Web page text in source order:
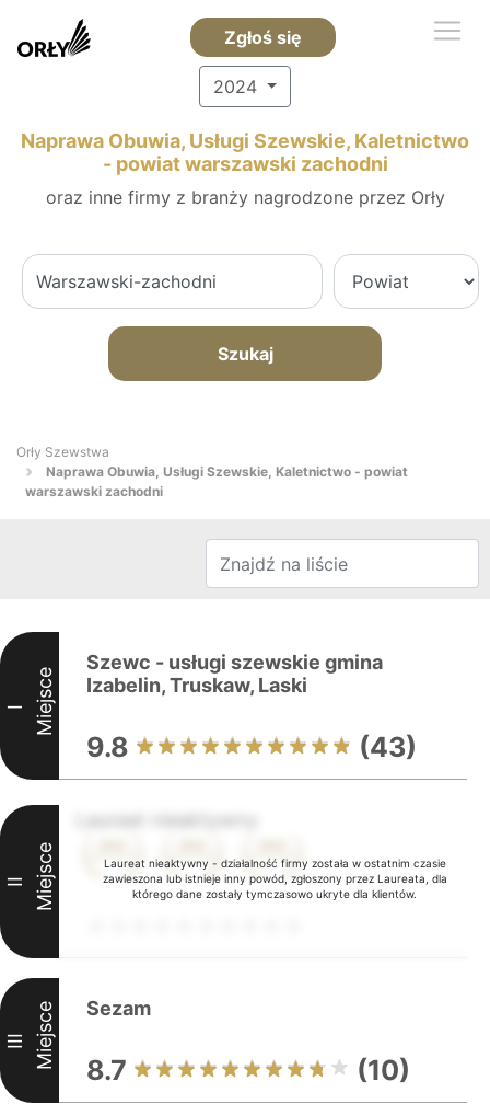
Zgłoś się
2024
Naprawa Obuwia, Usługi Szewskie, Kaletnictwo
- powiat warszawski zachodni
oraz inne firmy z branży nagrodzone przez Orły
Szukaj
Orły Szewstwa
Naprawa Obuwia, Usługi Szewskie, Kaletnictwo - powiat
warszawski zachodni
I Miejsce
Szewc - usługi szewskie gmina
Izabelin, Truskaw, Laski
9.8 (43)
Laureat nieaktywny - działalność firmy została w ostatnim czasie
zawieszona lub istnieje inny powód, zgłoszony przez Laureata, dla
którego dane zostały tymczasowo ukryte dla klientów.
II Miejsce
III Miejsce Sezam
8.7 (10)